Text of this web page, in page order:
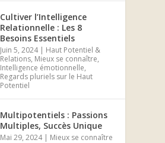
Cultiver l’Intelligence
Relationnelle : Les 8
Besoins Essentiels
Juin 5, 2024| Haut Potentiel &
Relations, Mieux se connaître,
Intelligence émotionnelle,
Regards pluriels sur le Haut
Potentiel
Multipotentiels : Passions
Multiples, Succès Unique
Mai 29, 2024| Mieux se connaître